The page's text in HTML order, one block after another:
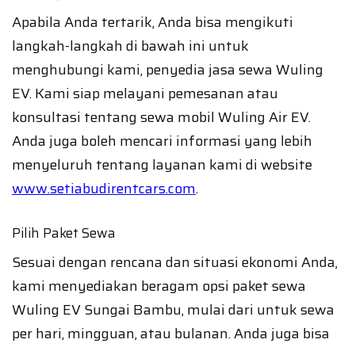
Apabila Anda tertarik, Anda bisa mengikuti
langkah-langkah di bawah ini untuk
menghubungi kami, penyedia jasa sewa Wuling
EV. Kami siap melayani pemesanan atau
konsultasi tentang sewa mobil Wuling Air EV.
Anda juga boleh mencari informasi yang lebih
menyeluruh tentang layanan kami di website
www.setiabudirentcars.com.
Pilih Paket Sewa
Sesuai dengan rencana dan situasi ekonomi Anda,
kami menyediakan beragam opsi paket sewa
Wuling EV Sungai Bambu, mulai dari untuk sewa
per hari, mingguan, atau bulanan. Anda juga bisa